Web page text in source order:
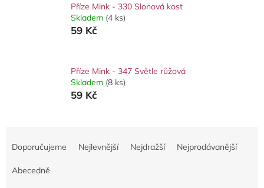
Příze Mink - 330 Slonová kost
Skladem (4 ks)
59 Kč
Příze Mink - 347 Světle růžová
Skladem (8 ks)
59 Kč
Doporučujeme Nejlevnější Nejdražší Nejprodávanější
Abecedně